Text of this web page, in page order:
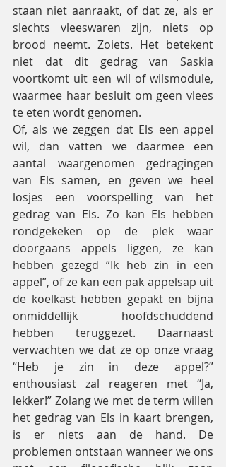
staan niet aanraakt, of dat ze, als er
slechts vleeswaren zijn, niets op
brood neemt. Zoiets. Het betekent
niet dat dit gedrag van Saskia
voortkomt uit een wil of wilsmodule,
waarmee haar besluit om geen vlees
te eten wordt genomen.
Of, als we zeggen dat Els een appel
wil, dan vatten we daarmee een
aantal waargenomen gedragingen
van Els samen, en geven we heel
losjes een voorspelling van het
gedrag van Els. Zo kan Els hebben
rondgekeken op de plek waar
doorgaans appels liggen, ze kan
hebben gezegd “Ik heb zin in een
appel”, of ze kan een pak appelsap uit
de koelkast hebben gepakt en bijna
onmiddellijk hoofdschuddend
hebben teruggezet. Daarnaast
verwachten we dat ze op onze vraag
“Heb je zin in deze appel?”
enthousiast zal reageren met “Ja,
lekker!” Zolang we met de term willen
het gedrag van Els in kaart brengen,
is er niets aan de hand. De
problemen ontstaan wanneer we ons